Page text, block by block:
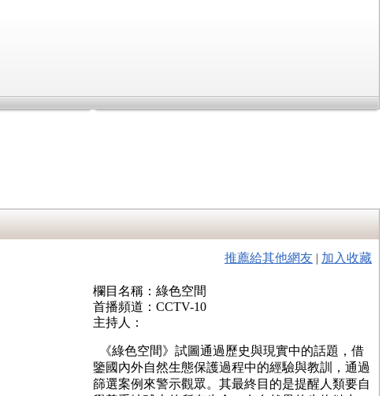
推薦給其他網友 | 加入收藏
欄目名稱：綠色空間
首播頻道：CCTV-10
主持人：
《綠色空間》試圖通過歷史與現實中的話題，借
鑒國內外自然生態保護過程中的經驗與教訓，通過
篩選案例來警示觀眾。其最終目的是提醒人類要自